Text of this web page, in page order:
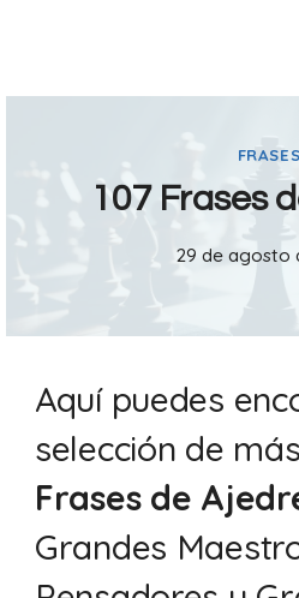
FRASES
107 Frases
29 de agosto
Aquí puedes
selección de
Frases de
Grandes